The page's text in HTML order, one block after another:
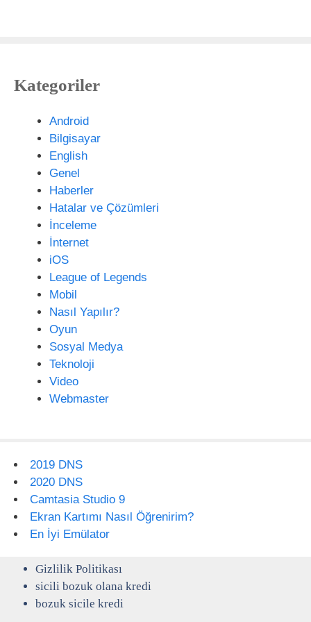
Kategoriler
Android
Bilgisayar
English
Genel
Haberler
Hatalar ve Çözümleri
İnceleme
İnternet
iOS
League of Legends
Mobil
Nasıl Yapılır?
Oyun
Sosyal Medya
Teknoloji
Video
Webmaster
2019 DNS
2020 DNS
Camtasia Studio 9
Ekran Kartımı Nasıl Öğrenirim?
En İyi Emülator
Gizlilik Politikası
sicili bozuk olana kredi
bozuk sicile kredi